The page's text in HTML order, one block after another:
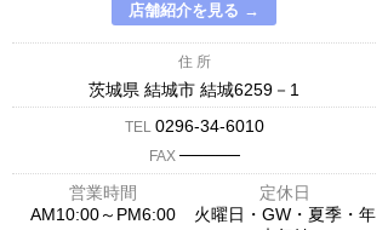
店舗紹介を見る →
住 所
茨城県 結城市 結城6259－1
TEL 0296-34-6010
FAX ─────
営業時間
定休日
AM10:00～PM6:00
火曜日・GW・夏季・年